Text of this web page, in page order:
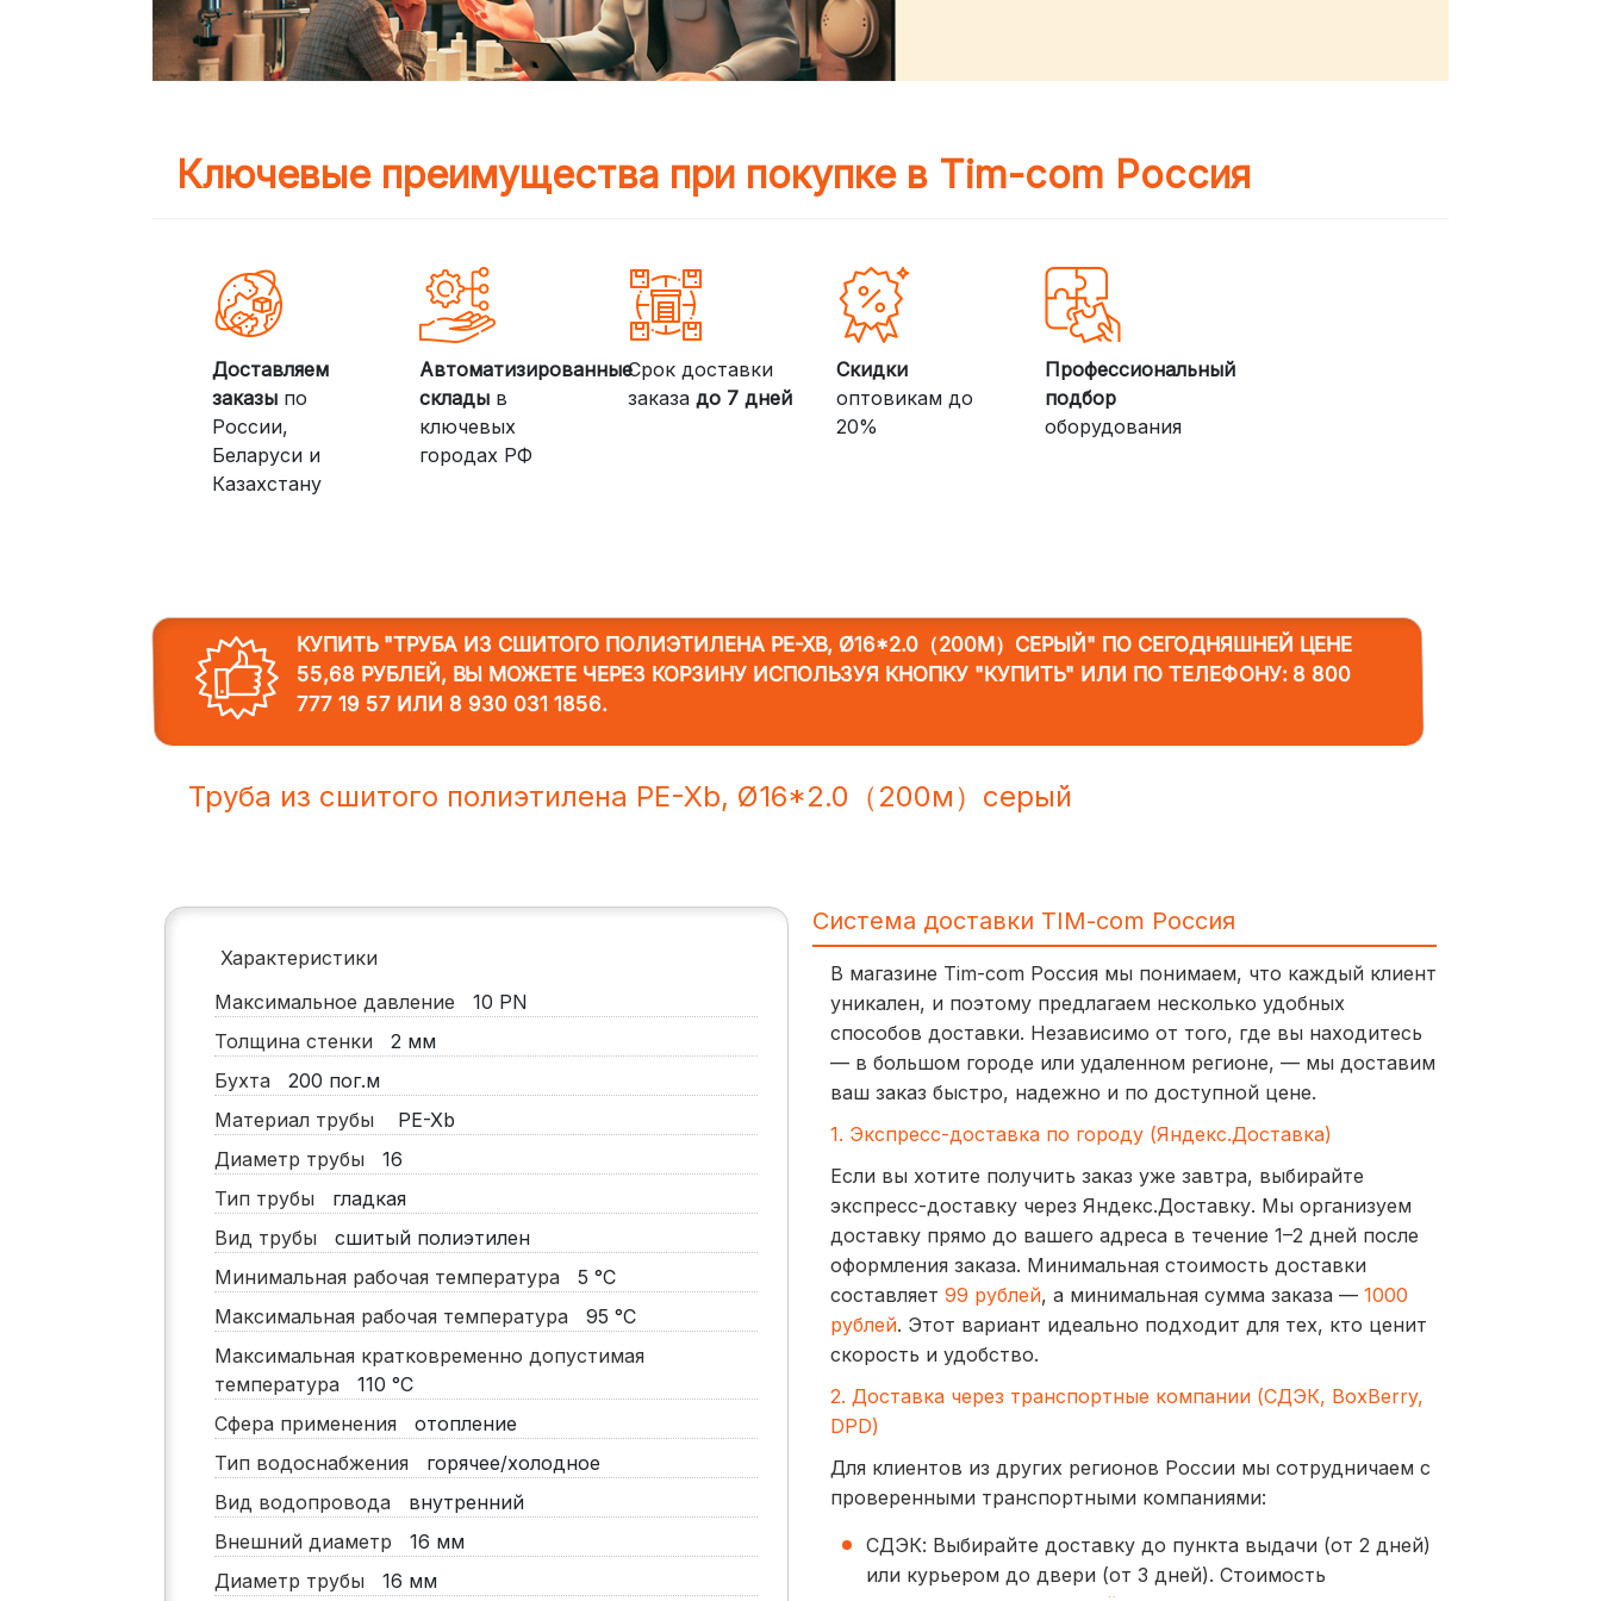
Ключевые преимущества при покупке в Tim-com Россия
Доставляем
заказыпо
России,
Беларуси и
Казахстану
Автоматизированные
склады в
ключевых
городах РФ
Срок доставки
заказадо 7 дней
Скидки
оптовикам до
20%
Профессиональный
подбор
оборудования
КУПИТЬ "ТРУБА ИЗ СШИТОГО ПОЛИЭТИЛЕНА PE-XB, Ø16*2.0（200М）СЕРЫЙ"ПО СЕГОДНЯШНЕЙ ЦЕНЕ
55,68 РУБЛЕЙ, ВЫ МОЖЕТЕ ЧЕРЕЗ КОРЗИНУ ИСПОЛЬЗУЯ КНОПКУ "КУПИТЬ" ИЛИ ПО ТЕЛЕФОНУ: 8 800
777 19 57ИЛИ 8 930 031 1856.
Труба из сшитого полиэтилена PE-Xb, Ø16*2.0（200м）серый
Характеристики
Максимальное давление
10 PN
Толщина стенки
2 мм
Бухта
200 пог.м
Материал трубы
PE-Xb
Диаметр трубы
16
Тип трубы
гладкая
Вид трубы
сшитый полиэтилен
Минимальная рабочая температура
5 °C
Максимальная рабочая температура
95 °C
Максимальная кратковременно допустимая
температура
110 °C
Сфера применения
отопление
Тип водоснабжения
горячее/холодное
Вид водопровода
внутренний
Внешний диаметр
16 мм
Диаметр трубы
16 мм
Система доставки TIM-com Россия
В магазине Tim-com Россия мы понимаем, что каждый клиент
уникален, и поэтому предлагаем несколько удобных
способов доставки. Независимо от того, где вы находитесь
— в большом городе или удаленном регионе, — мы доставим
ваш заказ быстро, надежно и по доступной цене.
1. Экспресс-доставка по городу (Яндекс.Доставка)
Если вы хотите получить заказ уже завтра, выбирайте
экспресс-доставку через Яндекс.Доставку. Мы организуем
доставку прямо до вашего адреса в течение 1–2 дней после
оформления заказа. Минимальная стоимость доставки
составляет 99 рублей, а минимальная сумма заказа — 1000
рублей. Этот вариант идеально подходит для тех, кто ценит
скорость и удобство.
2. Доставка через транспортные компании (СДЭК, BoxBerry,
DPD)
Для клиентов из других регионов России мы сотрудничаем с
проверенными транспортными компаниями:
СДЭК: Выбирайте доставку до пункта выдачи (от 2 дней)
или курьером до двери (от 3 дней). Стоимость